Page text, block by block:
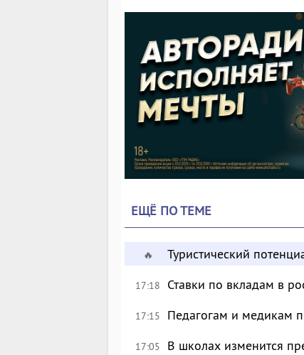
ЕЩЁ ПО ТЕМЕ
🔥 Туристический
17:18 Ставки по вкладам в
17:15 Педагогам и медикам
17:05 В школах изменится